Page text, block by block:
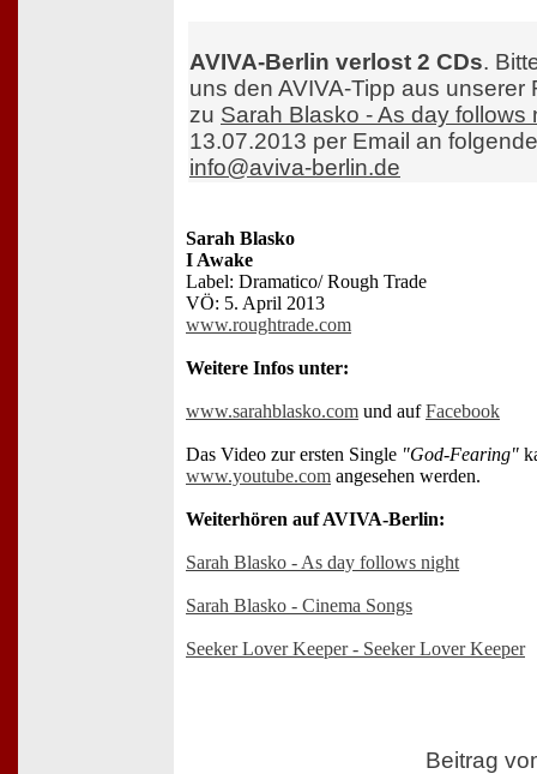
AVIVA-Berlin verlost 2 CDs.
uns den AVIVA-Tipp aus unserer
zu Sarah Blasko - As day follows
13.07.2013 per Email an
info@aviva-berlin.de
Sarah Blasko
I Awake
Label: Dramatico/ Rough Trade
VÖ: 5. April 2013
www.roughtrade.com
Weitere Infos unter:
www.sarahblasko.com und aufFacebook
Das Video zur ersten Single "God-Fearing"
www.youtube.com angesehen werden.
Weiterhören auf AVIVA-Berlin:
Sarah Blasko - As day follows night
Sarah Blasko - Cinema Songs
Seeker Lover Keeper - Seeker Lover Keeper
Beitrag